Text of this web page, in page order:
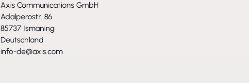
Axis Communications GmbH
Adalperostr. 86
85737 Ismaning
Deutschland
info-de@axis.com